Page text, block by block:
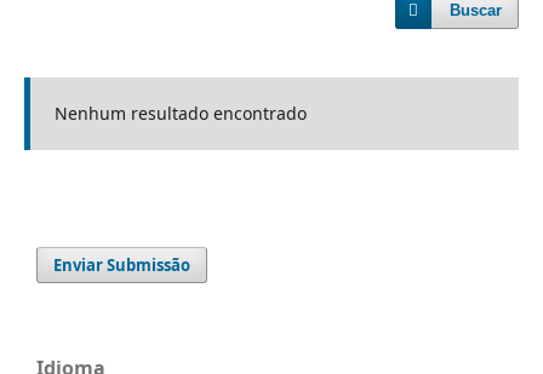
Buscar
Nenhum resultado encontrado
Enviar Submissão
Idioma